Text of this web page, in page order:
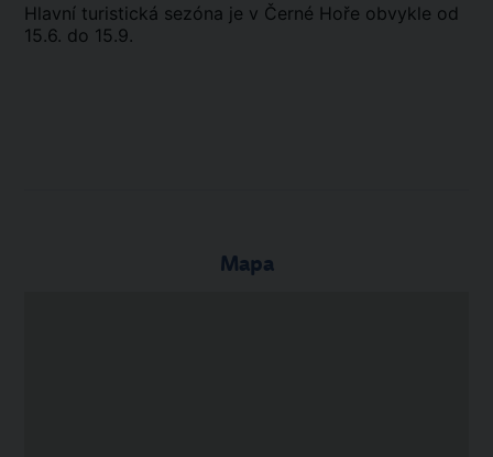
Hlavní turistická sezóna je v Černé Hoře obvykle od
15.6. do 15.9.
Mapa